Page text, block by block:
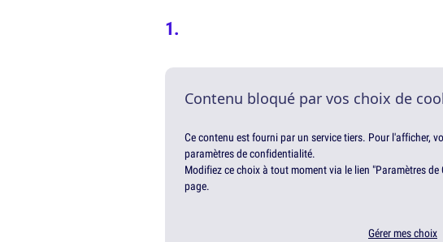
Contenu bloqué par vos choix de
Ce contenu est fourni par un service tiers. Pour l'afficher,
paramètres de confidentialité.
Modifiez ce choix à tout moment via le lien "Paramètres
page.
Gérer mes choix